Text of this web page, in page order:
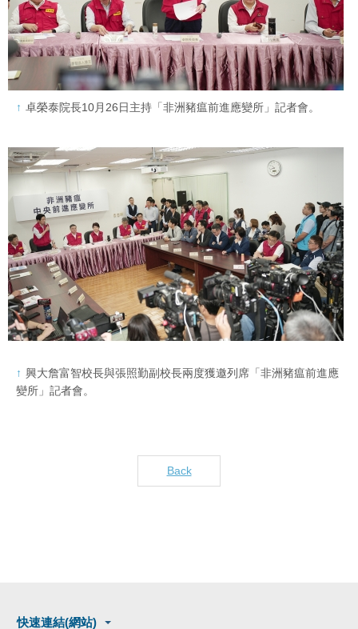
卓榮泰院長10月26日主持「非洲豬瘟前進應變所」記者會。
興大詹富智校長與張照勤副校長兩度獲邀列席「非洲豬瘟前進應
變所」記者會。
Back
快速連結(網站)